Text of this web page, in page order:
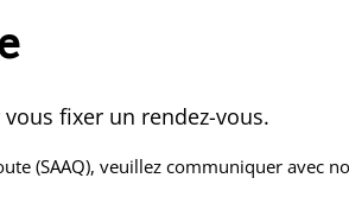
fixer un rendez-vous.
(SAAQ), veuillez communiquer avec